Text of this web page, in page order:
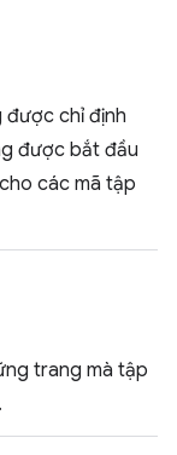
được chỉ định
được bắt đầu
các mã tập
trang mà tập